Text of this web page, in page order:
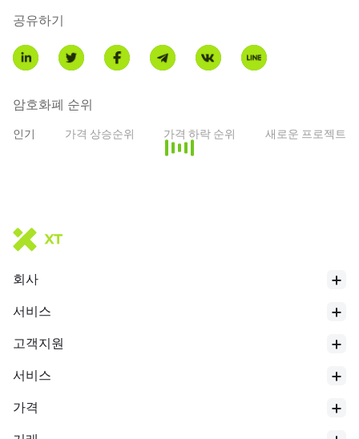
연결하고 중개자 없이 이러한 영역 간에 토큰을 주고받을 수 있습니
Cosmos Hub는 다중 자산 분산 원장으로, 원자라는 특별한 네이티브
버넌스에서의 투표 메커니즘이라는 세 가지 사용 사례를 가지고 있습
스팸 방지 메커니즘으로서 ATOM은 수수료를 지불하는 데 사용됩니
스테이킹 토큰으로서 ATOM은 블록 보상을 얻기 위해 '본드'될 수 있
따라 달라집니다. 담보된 ATOM이 많을수록 위험이 커지고 네트워크
네트워크의 경제적 보안성이 높아집니다.
ATOM 보유자는 스테이킹된 ATOM으로 제안에 투표하여 Cosmos
* 본 소개는 AI 번역에 의해 생성되었으며 참고용입니다.
공유하기
암호화폐 순위
인기 가격 상승순위 가격 하락 순위 새로운 프로젝트
회사
서비스
고객지원
서비스
가격